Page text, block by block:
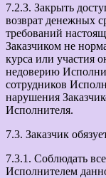
7.2.3. Закрыть
возврат денежных
требований
Заказчиком не
курса или участия
недоверию
сотрудников
нарушения
Исполнителя.
7.3. Заказчик
7.3.1. Соблюдать
Исполнителем